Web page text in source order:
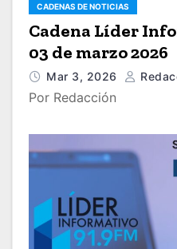
CADENAS DE NOTICIAS
Cadena Líder
03 de marzo 2026
Mar 3, 2026
Por Redacción